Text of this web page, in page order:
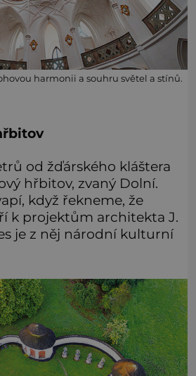
harmonii a souhru světel a stínů.
od žďárského kláštera
hřbitov, zvaný Dolní.
když řekneme, že
k projektům architekta J.
je z něj národní kulturní